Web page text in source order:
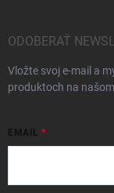
ODOBERAŤ
Vložte svoj e-mail a
produktoch na
EMAIL